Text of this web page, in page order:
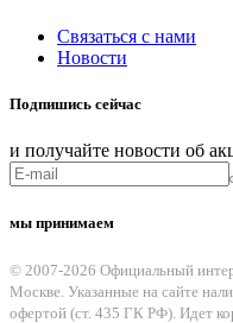
Связаться с нами
Новости
Подпишись сейчас
и получайте новости об
мы принимаем
© 2007-2026 Официальный
Москве. Указанные на сайте
офертой (ст. 435 ГК РФ). Идет